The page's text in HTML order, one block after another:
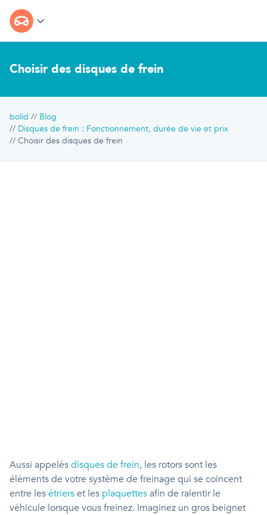
Choisir des disques de frein
bolid
Blog
Disques de frein : Fonctionnement, durée de vie et prix
Choisir des disques de frein
Aussi appelésdisques de frein, les rotors sont les
éléments de votre système de freinage qui se coincent
entre lesétrierset les plaquettesafin de ralentir le
véhicule lorsque vous freinez. Imaginez un gros beignet